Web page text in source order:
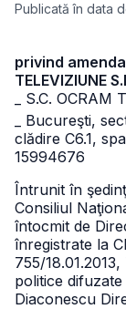
Publicată în data
privind
TELEVIZIUNE
_ S.C. OCRAM
_ Bucureşti,
clădire C6.1,
15994676
Întrunit în
Consiliul
întocmit de
înregistrate la
755/
politice
Diaconescu